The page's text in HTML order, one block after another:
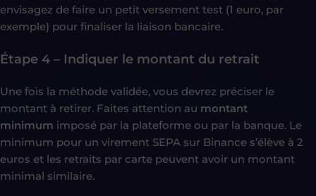
envisagez de faire un petit versement test (1 euro, par
exemple) pour finaliser la liaison bancaire.
Étape 4 – Indiquer le montant du retrait
Une fois la méthode validée, vous devrez préciser le
montant à retirer. Faites attention au montant
minimum imposé par la plateforme ou par la banque. Le
minimum pour un virement SEPA sur Binance s’élève à 2
euros et les retraits par carte peuvent avoir un montant
minimal similaire.